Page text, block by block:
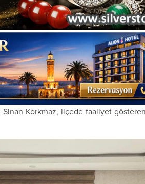
Sinan Korkmaz, ilçede faaliyet